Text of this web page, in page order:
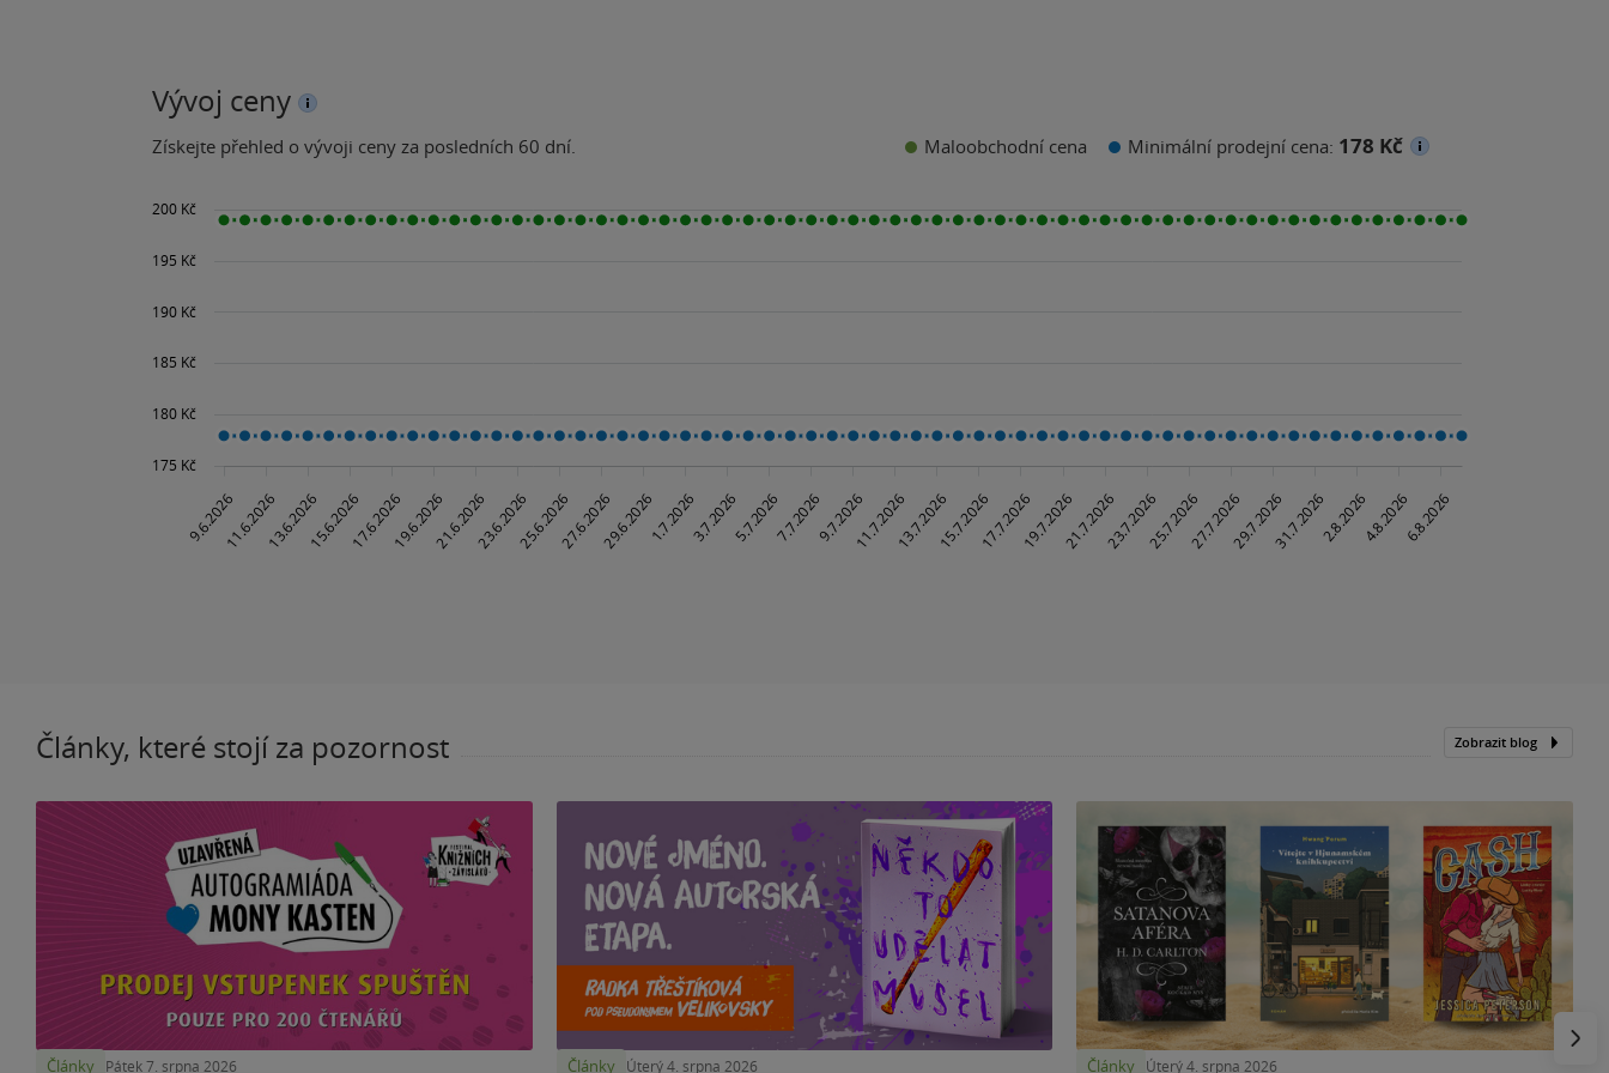
Vývoj ceny
Získejte přehled o vývoji ceny za posledních 60 dní. Maloobchodní cena Minimální prodejní cena: 178 Kč
Články, které stojí za pozornost Zobrazit blog
Články Pátek 7. srpna 2026 Články Úterý 4. srpna 2026 Články Úterý 4. srpna 2026